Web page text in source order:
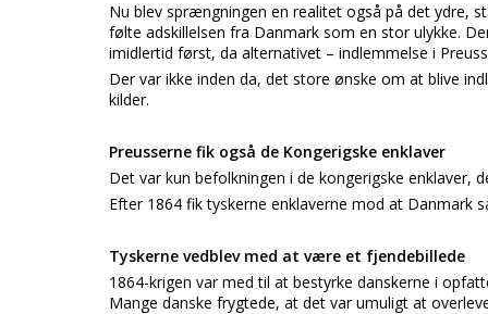
Nu blev sprængningen en realitet også på det ydre,
følte adskillelsen fra Danmark som en stor ulykke.
imidlertid først, da alternativet – indlemmelse i
Der var ikke inden da, det store ønske om at blive
kilder.
Preusserne fik også de Kongerigske enklaver
Det var kun befolkningen i de kongerigske enklaver,
Efter 1864 fik tyskerne enklaverne mod at Danmark
Tyskerne vedblev med at være et fjendebillede
1864-krigen var med til at bestyrke danskerne i
Mange danske frygtede, at det var umuligt at